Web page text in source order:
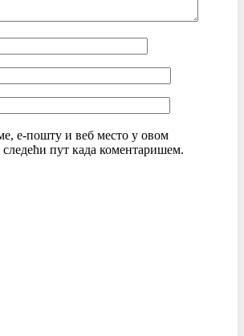
е-пошту и веб место у овом
следећи пут када коментаришем.